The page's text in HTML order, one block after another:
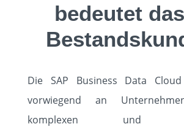
bedeutet
Die SAP Business Data
vorwiegend an
komplexen und